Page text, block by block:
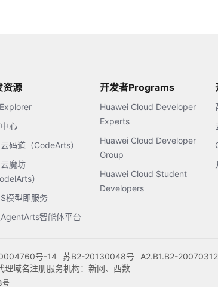
资源
心
码道（CodeArts）
魔坊
）
模型即服务
智能体平台
开发者Programs
Huawei Cloud Developer
Experts
Huawei Cloud Developer
Group
Huawei Cloud Student
Developers
号-14 苏B2-20130048号
A2.B1.B2-20070312
域名注册服务机构：新网、西数